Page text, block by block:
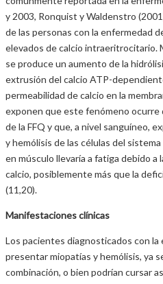
y 2003, Ronquist y Waldenstro
de las personas con la enfermedad
elevados de calcio intraeritrocitario.
se produce un aumento de la
extrusión del calcio ATP-
permeabilidad de calcio en la
exponen que este fenómeno ocurre
de la FFQ y que, a nivel sanguíneo,
y hemólisis de las células del
en músculo llevaría a fatiga debido a
calcio, posiblemente más que la
(11,20).
Manifestaciones clínicas
Los pacientes diagnosticados con
presentar miopatías y hemólisis, ya
combinación, o bien podrían cursar